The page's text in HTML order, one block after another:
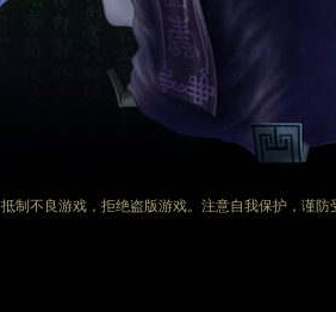
抵制不良游戏，拒绝盗版游戏。注意自我保护，谨